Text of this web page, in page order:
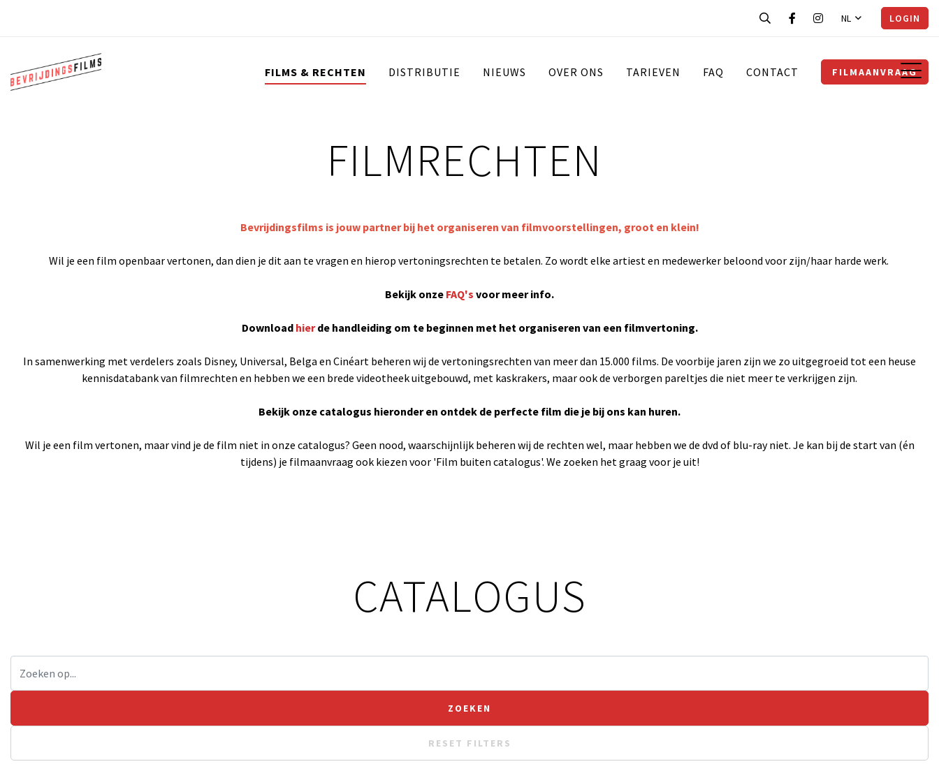
NL LOGIN
FILMS & RECHTEN DISTRIBUTIE NIEUWS OVER ONS TARIEVEN FAQ CONTACT FILMAANVRAAG
FILMRECHTEN
Bevrijdingsfilms is jouw partner bij het organiseren van filmvoorstellingen, groot en klein!
Wil je een film openbaar vertonen, dan dien je dit aan te vragen en hierop vertoningsrechten te betalen. Zo wordt elke artiest en medewerker beloond voor zijn/haar harde werk.
Bekijk onze FAQ's voor meer info.
Download hierde handleiding om te beginnen met het organiseren van een filmvertoning.
In samenwerking met verdelers zoals Disney, Universal, Belga en Cinéart beheren wij de vertoningsrechten van meer dan 15.000 films. De voorbije jaren zijn we zo uitgegroeid tot een heuse
kennisdatabank van filmrechten en hebben we een brede videotheek uitgebouwd, met kaskrakers, maar ook de verborgen pareltjes die niet meer te verkrijgen zijn.
Bekijk onze catalogus hieronder en ontdek de perfecte film die je bij ons kan huren.
Wil je een film vertonen, maar vind je de film niet in onze catalogus? Geen nood, waarschijnlijk beheren wij de rechten wel, maar hebben we de dvd of blu-ray niet. Je kan bij de start van (én
tijdens) je filmaanvraag ook kiezen voor 'Film buiten catalogus'. We zoeken het graag voor je uit!
CATALOGUS
RESET FILTERS